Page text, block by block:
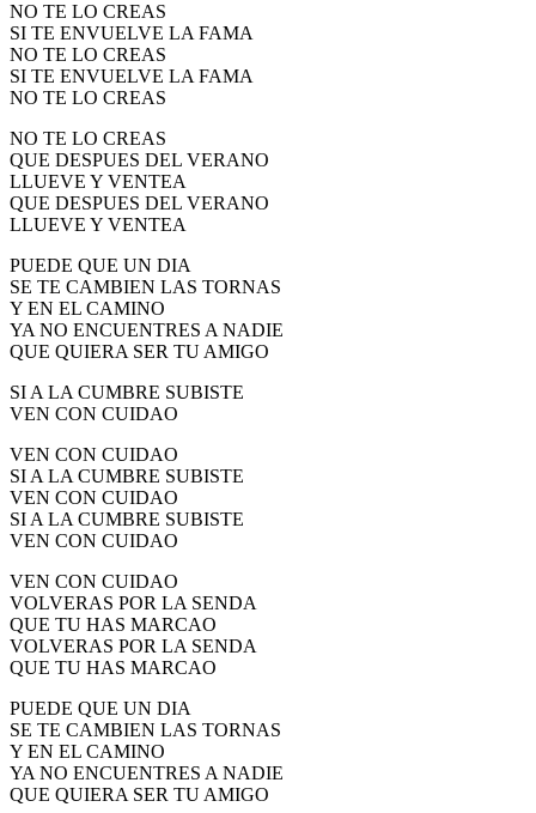
NO TE LO CREAS
SI TE ENVUELVE LA FAMA
NO TE LO CREAS
SI TE ENVUELVE LA FAMA
NO TE LO CREAS
NO TE LO CREAS
QUE DESPUES DEL VERANO
LLUEVE Y VENTEA
QUE DESPUES DEL VERANO
LLUEVE Y VENTEA
PUEDE QUE UN DIA
SE TE CAMBIEN LAS TORNAS
Y EN EL CAMINO
YA NO ENCUENTRES A NADIE
QUE QUIERA SER TU AMIGO
SI A LA CUMBRE SUBISTE
VEN CON CUIDAO
VEN CON CUIDAO
SI A LA CUMBRE SUBISTE
VEN CON CUIDAO
SI A LA CUMBRE SUBISTE
VEN CON CUIDAO
VEN CON CUIDAO
VOLVERAS POR LA SENDA
QUE TU HAS MARCAO
VOLVERAS POR LA SENDA
QUE TU HAS MARCAO
PUEDE QUE UN DIA
SE TE CAMBIEN LAS TORNAS
Y EN EL CAMINO
YA NO ENCUENTRES A NADIE
QUE QUIERA SER TU AMIGO